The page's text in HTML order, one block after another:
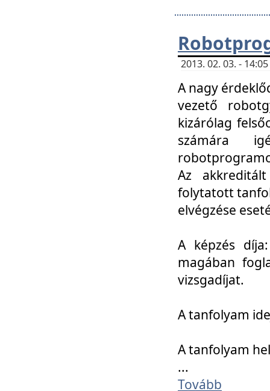
2013. 02. 03. -
A nagy
vezető
kizárólag
számára
Az
folytatott
elvégzése
A képzés
magában
vizsgadíjat.
A tanfolyam
A tanfolyam
...
Tovább